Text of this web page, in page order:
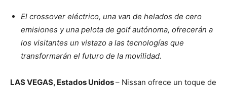
El crossover eléctrico, una van de helados de cero
emisiones y una pelota de golf autónoma, ofrecerán a
los visitantes un vistazo a las tecnologías que
transformarán el futuro de la movilidad.
LAS VEGAS, Estados Unidos– Nissan ofrece un toque de